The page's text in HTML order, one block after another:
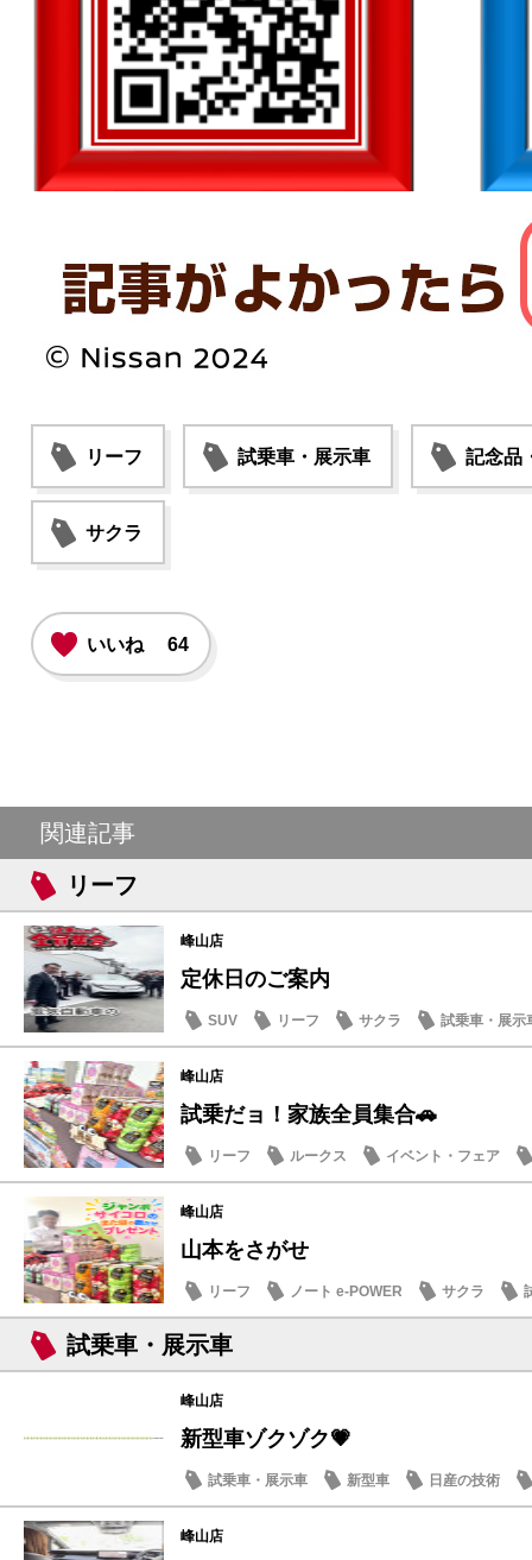
リーフ 試乗車・展示車 記念品
サクラ
いいね 64
関連記事
リーフ
峰山店
定休日のご案内
SUV リーフ サクラ 試乗車・展示
峰山店
試乗だョ！家族全員集合🚗
リーフ ルークス
イベント・フェア
記念品・プレゼント
峰山店
山本をさがせ
リーフ ノート e-POWER サクラ
記念品・プレゼント
試乗車・展示車
峰山店
新型車ゾクゾク💗
試乗車・展示車 新型車 日産の技術
峰山店